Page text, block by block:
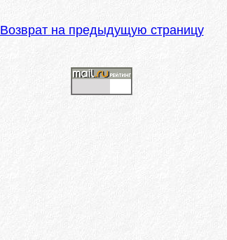
Возврат на предыдущую страницу